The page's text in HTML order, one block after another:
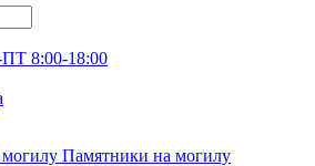
8:00-18:00
Памятники на могилу